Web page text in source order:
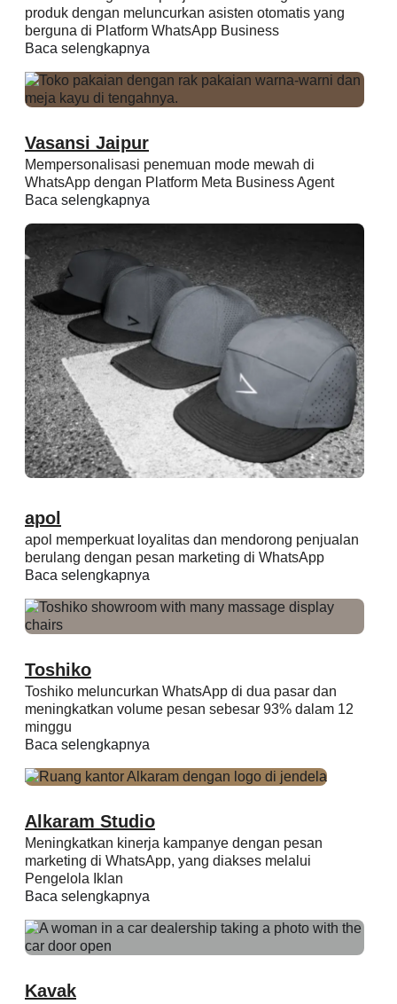
produk dengan meluncurkan asisten otomatis yang
berguna di Platform WhatsApp Business
Baca selengkapnya
Vasansi Jaipur
Mempersonalisasi penemuan mode mewah di
WhatsApp dengan Platform Meta Business Agent
Baca selengkapnya
apol
apol memperkuat loyalitas dan mendorong penjualan
berulang dengan pesan marketing di WhatsApp
Baca selengkapnya
Toshiko
Toshiko meluncurkan WhatsApp di dua pasar dan
meningkatkan volume pesan sebesar 93% dalam 12
minggu
Baca selengkapnya
Alkaram Studio
Meningkatkan kinerja kampanye dengan pesan
marketing di WhatsApp, yang diakses melalui
Pengelola Iklan
Baca selengkapnya
Kavak